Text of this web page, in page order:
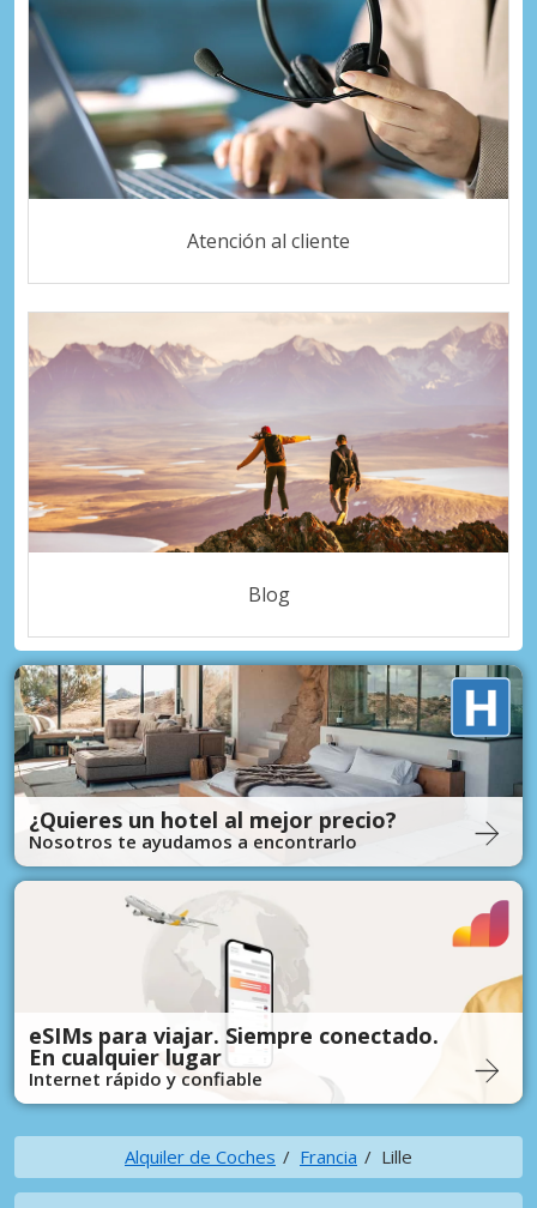
Atención al cliente
Blog
¿Quieres un hotel al mejor precio?
Nosotros te ayudamos a encontrarlo
eSIMs para viajar. Siempre conectado.
En cualquier lugar
Internet rápido y confiable
Alquiler de Coches Francia Lille